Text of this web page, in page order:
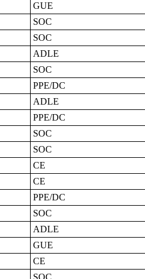
GUE
SOC
SOC
ADLE
SOC
PPE/DC
ADLE
PPE/DC
SOC
SOC
CE
CE
PPE/DC
SOC
ADLE
GUE
CE
SOC